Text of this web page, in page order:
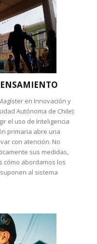
en Innovación y
Autónoma de Chile):
el uso de Inteligencia
primaria abre una
con atención. No
sus medidas,
cómo abordamos los
al sistema